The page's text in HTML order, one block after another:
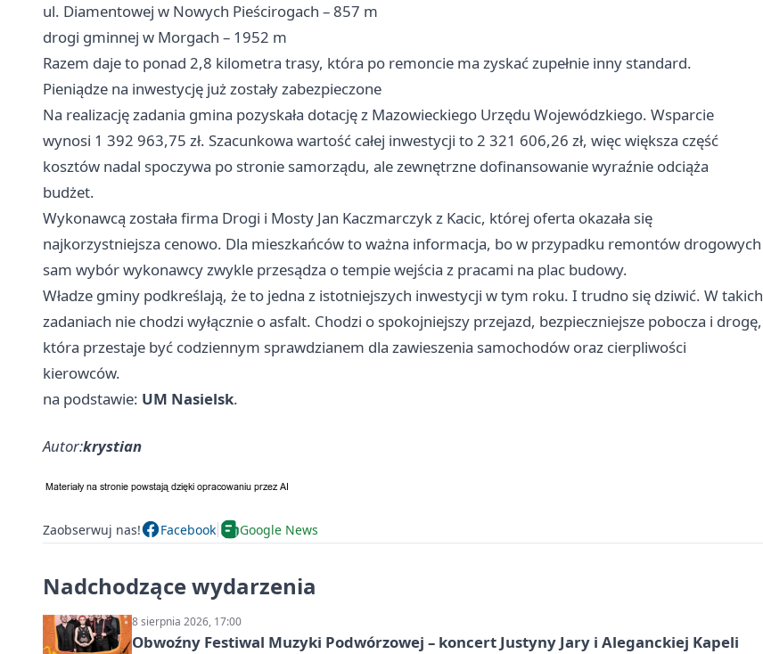
ul. Diamentowej w Nowych Pieścirogach – 857 m
drogi gminnej w Morgach – 1952 m
Razem daje to ponad 2,8 kilometra trasy, która po remoncie ma zyskać zupełnie inny standard.
Pieniądze na inwestycję już zostały zabezpieczone
Na realizację zadania gmina pozyskała dotację z Mazowieckiego Urzędu Wojewódzkiego. Wsparcie
wynosi 1 392 963,75 zł. Szacunkowa wartość całej inwestycji to 2 321 606,26 zł, więc większa część
kosztów nadal spoczywa po stronie samorządu, ale zewnętrzne dofinansowanie wyraźnie odciąża
budżet.
Wykonawcą została firma Drogi i Mosty Jan Kaczmarczyk z Kacic, której oferta okazała się
najkorzystniejsza cenowo. Dla mieszkańców to ważna informacja, bo w przypadku remontów drogowych
sam wybór wykonawcy zwykle przesądza o tempie wejścia z pracami na plac budowy.
Władze gminy podkreślają, że to jedna z istotniejszych inwestycji w tym roku. I trudno się dziwić. W takich
zadaniach nie chodzi wyłącznie o asfalt. Chodzi o spokojniejszy przejazd, bezpieczniejsze pobocza i drogę,
która przestaje być codziennym sprawdzianem dla zawieszenia samochodów oraz cierpliwości
kierowców.
na podstawie: UM Nasielsk.
Autor:krystian
Zaobserwuj nas! Facebook Google News
Nadchodzące wydarzenia
8 sierpnia 2026, 17:00
Obwoźny Festiwal Muzyki Podwórzowej – koncert Justyny Jary i Aleganckiej Kapeli